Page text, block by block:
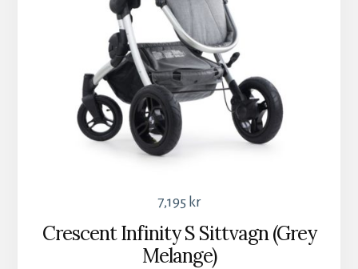
7,195 kr
Crescent Infinity S Sittvagn (Grey
Melange)